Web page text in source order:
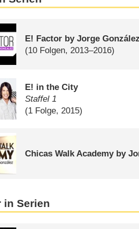
E! Factor by Jorge González
(10 Folgen, 2013–2016)
E! in the City
Staffel 1
(1 Folge, 2015)
Chicas Walk Academy by
in Serien